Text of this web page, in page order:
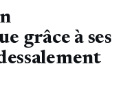
grâce à ses